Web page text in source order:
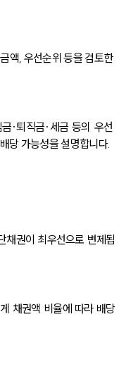
액, 우선순위 등을 검토한
·퇴직금·세금 등의 우선
당 가능성을 설명합니다.
채권이 최우선으로 변제됩
채권액 비율에 따라 배당